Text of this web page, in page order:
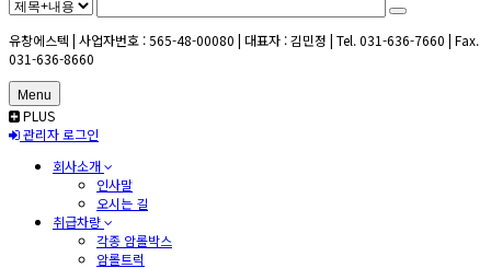
유창에스텍 | 사업자번호 : 565-48-00080 | 대표자 : 김민정 | Tel. 031-636-7660 | Fax.
031-636-8660
Menu
PLUS
관리자 로그인
회사소개
인사말
오시는 길
취급차량
각종 암롤박스
암롤트럭